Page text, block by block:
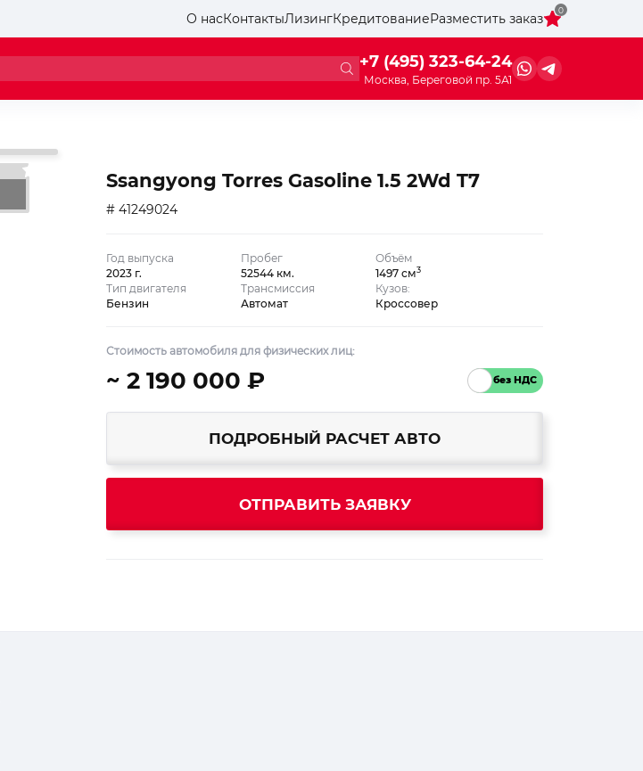
О насКонтактыЛизингКредитованиеРазместить заказ
0
+7 (495) 323-64-24
Москва, Береговой пр. 5А1
Ssangyong Torres Gasoline 1.5 2Wd T7
# 41249024
Год выпуска
2023 г.
Пробег
52544 км.
Объём
1497 см3
Тип двигателя
Бензин
Трансмиссия
Автомат
Кузов:
Кроссовер
Стоимость автомобиля для физических лиц:
~ 2 190 000 ₽
ПОДРОБНЫЙ РАСЧЕТ АВТО
ОТПРАВИТЬ ЗАЯВКУ